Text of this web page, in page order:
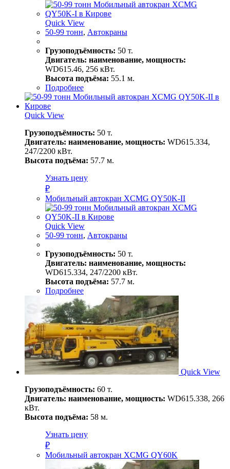
Quick View
50-99 тонн, Автокраны
Грузоподъёмность: 50 т.
Двигатель: наименование, мощность:
WD615.46, 256 кВт.
Высота подъёма: 55.1 м.
Подробнее
Quick View
Грузоподъёмность: 50 т.
Двигатель: наименование, мощность: WD615.334,
247/2200 кВт.
Высота подъёма: 57.7 м.
Узнать цену
₽
Мобильный автокран XCMG QY50K-II
Quick View
50-99 тонн, Автокраны
Грузоподъёмность: 50 т.
Двигатель: наименование, мощность:
WD615.334, 247/2200 кВт.
Высота подъёма: 57.7 м.
Подробнее
Quick View
Грузоподъёмность: 60 т.
Двигатель: наименование, мощность: WD615.338, 266
кВт.
Высота подъёма: 58 м.
Узнать цену
₽
Мобильный автокран XCMG QY60K